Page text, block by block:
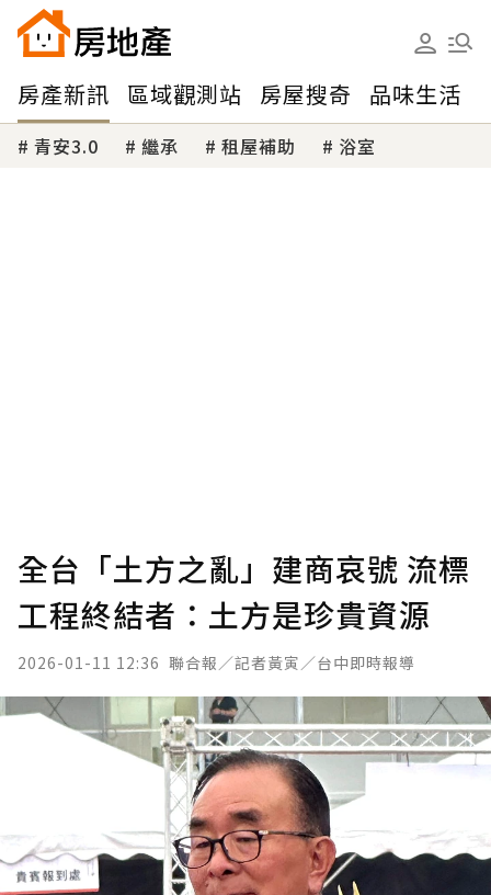
房產新訊 區域觀測站 房屋搜奇 品味生活
青安3.0 繼承 租屋補助 浴室
全台「土方之亂」建商哀號 流標
工程終結者：土方是珍貴資源
2026-01-11 12:36 聯合報／記者黃寅／台中即時報導